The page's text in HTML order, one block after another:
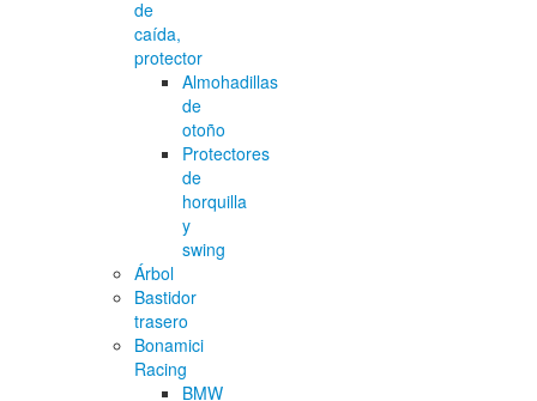
de
caída,
protector
Almohadillas
de
otoño
Protectores
de
horquilla
y
swing
Árbol
Bastidor
trasero
Bonamici
Racing
BMW